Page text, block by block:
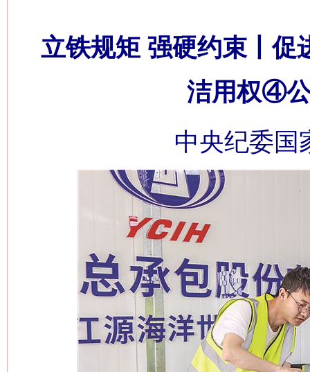
立铁规矩 强硬约束丨促
洁用权④
中央纪委国